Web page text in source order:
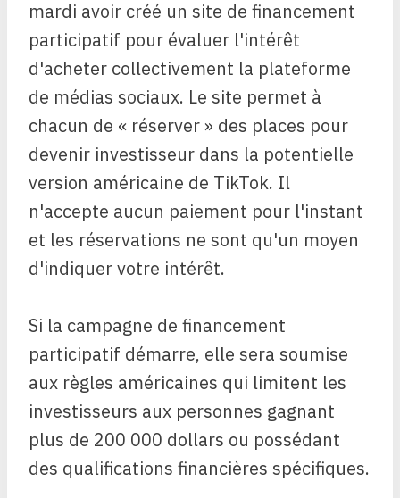
mardi avoir créé un site de financement
participatif pour évaluer l'intérêt
d'acheter collectivement la plateforme
de médias sociaux. Le site permet à
chacun de « réserver » des places pour
devenir investisseur dans la potentielle
version américaine de TikTok. Il
n'accepte aucun paiement pour l'instant
et les réservations ne sont qu'un moyen
d'indiquer votre intérêt.
Si la campagne de financement
participatif démarre, elle sera soumise
aux règles américaines qui limitent les
investisseurs aux personnes gagnant
plus de 200 000 dollars ou possédant
des qualifications financières spécifiques.